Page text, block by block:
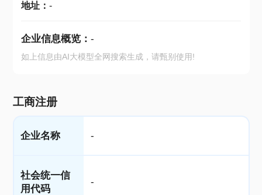
地址： -
企业信息概览： -
如上信息由AI大模型全网搜索生成，请甄别使用!
工商注册
企业名称 -
社会统一信
用代码
-